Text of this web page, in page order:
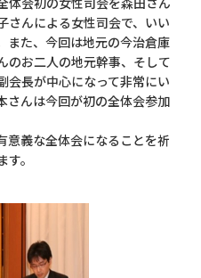
さんによる女性司会で、いい
また、今回は地元の今治倉庫
のお二人の地元幹事、そして
会長が中心になって非常にい
さんは今回が初の全体会参加
意義な全体会になることを祈
。